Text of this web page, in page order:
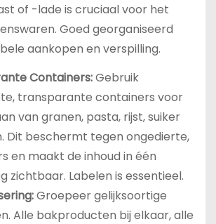
of -lade is cruciaal voor het
Goed georganiseerd
aankopen en verspilling.
Containers:Gebruik
transparante containers voor
van granen, pasta, rijst, suiker
Dit beschermt tegen ongedierte,
en maakt de inhoud in één
zichtbaar. Labelen is essentieel.
Groepeer gelijksoortige
Alle bakproducten bij elkaar, alle